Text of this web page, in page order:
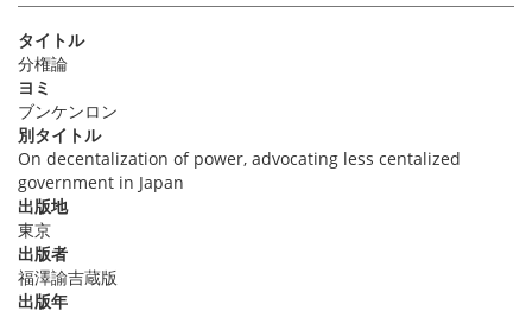
タイトル
分権論
ヨミ
ブンケンロン
別タイトル
On decentalization of power, advocating less centalized
government in Japan
出版地
東京
出版者
福澤諭吉蔵版
出版年